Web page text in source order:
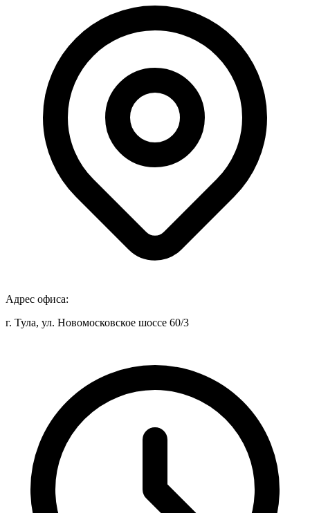
Адрес офиса:
г. Тула, ул. Новомосковское шоссе 60/3